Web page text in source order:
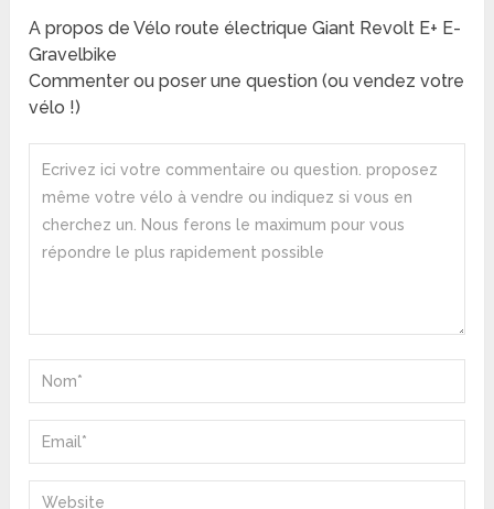
A propos de Vélo route électrique Giant Revolt E+ E-
Gravelbike
Commenter ou poser une question (ou vendez votre
vélo !)